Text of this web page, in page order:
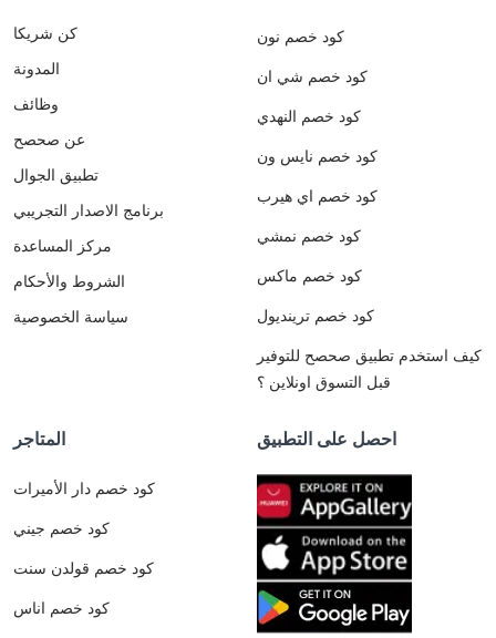
كن شريكا
المدونة
وظائف
عن صحصح
تطبيق الجوال
برنامج الاصدار التجريبي
مركز المساعدة
الشروط والأحكام
سياسة الخصوصية
كود خصم نون
كود خصم شي ان
كود خصم النهدي
كود خصم نايس ون
كود خصم اي هيرب
كود خصم نمشي
كود خصم ماكس
كود خصم ترينديول
كيف استخدم تطبيق صحصح للتوفير
قبل التسوق اونلاين ؟
المتاجر
كود خصم دار الأميرات
كود خصم جيني
كود خصم قولدن سنت
كود خصم اناس
احصل على التطبيق